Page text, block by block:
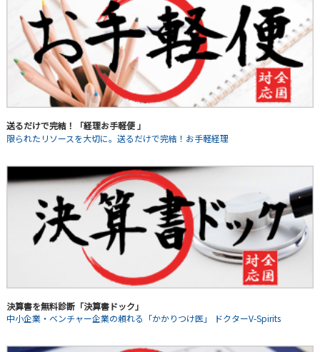
送るだけで完結！「経理お手軽便 」
限られたリソースを大切に。送るだけで完結！お手軽経理
決算書を無料診断「決算書ドック」
中小企業・ベンチャー企業の頼れる「かかりつけ医」 ドクターV-Spirits